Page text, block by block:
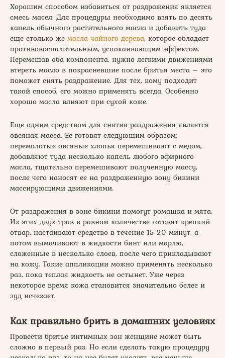
Хорошим способом избавиться от раздражения является
смесь масел. Для процедуры необходимо взять по десять
капель обычного растительного масла и добавить туда
еще столько же масла чайного дерева, которое обладает
противовоспалительным, успокаивающим эффектом.
Перемешав оба компонента, нужно легкими движениями
втереть масло в покрасневшие после бритья места – это
поможет снять раздражение. Для тех, кому подходит
такой способ, его можно применять всегда. Особенно
хорошо масла влияют при сухой коже.
Еще одним средством для снятия раздражения является
овсяная масса. Ее готовят следующим образом:
перемолотые овсяные хлопья перемешивают с медом,
добавляют туда несколько капель любого эфирного
масла, тщательно перемешивают полученную массу,
после чего наносят ее на раздраженную зону бикини
массирующими движениями.
От раздражения в зоне бикини помогут ромашка и мята.
Из этих двух трав в равном количестве готовят крепкий
отвар, настаивают средство в течение 15-20 минут, а
потом вымачивают в жидкости бинт или марлю,
сложенные в несколько слоев, после чего прикладывают
на кожу. Такие аппликации можно применять несколько
раз, пока теплая жидкость не остынет. Уже через
некоторое время кожа становится значительно белее и
зуд исчезает.
Как правильно брить в домашних условиях
Провести бритье интимных зон женщине может быть
сложно в первый раз. Но если сделать такую процедуру